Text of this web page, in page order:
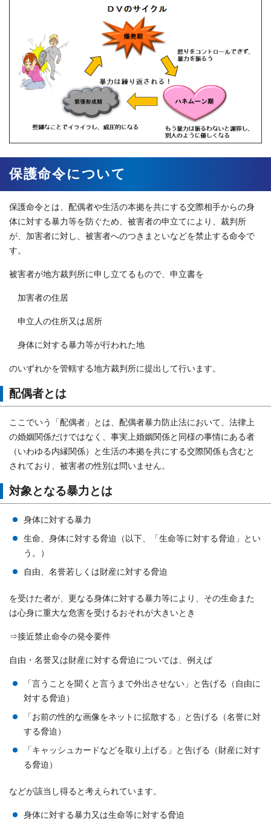
保護命令について
保護命令とは、配偶者や生活の本拠を共にする交際相手からの身
体に対する暴力等を防ぐため、被害者の申立てにより、裁判所
が、加害者に対し、被害者へのつきまといなどを禁止する命令で
す。
被害者が地方裁判所に申し立てるもので、申立書を
加害者の住居
申立人の住所又は居所
身体に対する暴力等が行われた地
のいずれかを管轄する地方裁判所に提出して行います。
配偶者とは
ここでいう「配偶者」とは、配偶者暴力防止法において、法律上
の婚姻関係だけではなく、事実上婚姻関係と同様の事情にある者
（いわゆる内縁関係）と生活の本拠を共にする交際関係も含むと
されており、被害者の性別は問いません。
対象となる暴力とは
身体に対する暴力
生命、身体に対する脅迫（以下、「生命等に対する脅迫」とい
う。）
自由、名誉若しくは財産に対する脅迫
を受けた者が、更なる身体に対する暴力等により、その生命また
は心身に重大な危害を受けるおそれが大きいとき
⇒接近禁止命令の発令要件
自由・名誉又は財産に対する脅迫については、例えば
「言うことを聞くと言うまで外出させない」と告げる（自由に
対する脅迫）
「お前の性的な画像をネットに拡散する」と告げる（名誉に対
する脅迫）
「キャッシュカードなどを取り上げる」と告げる（財産に対す
る脅迫）
などが該当し得ると考えられています。
身体に対する暴力又は生命等に対する脅迫